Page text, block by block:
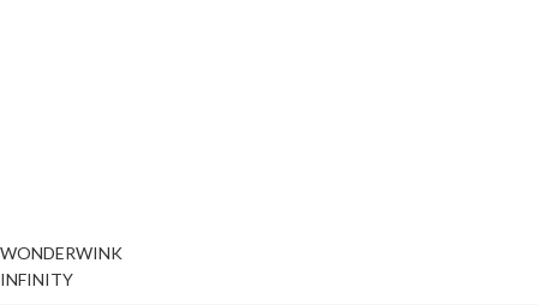
WONDERWINK
INFINITY